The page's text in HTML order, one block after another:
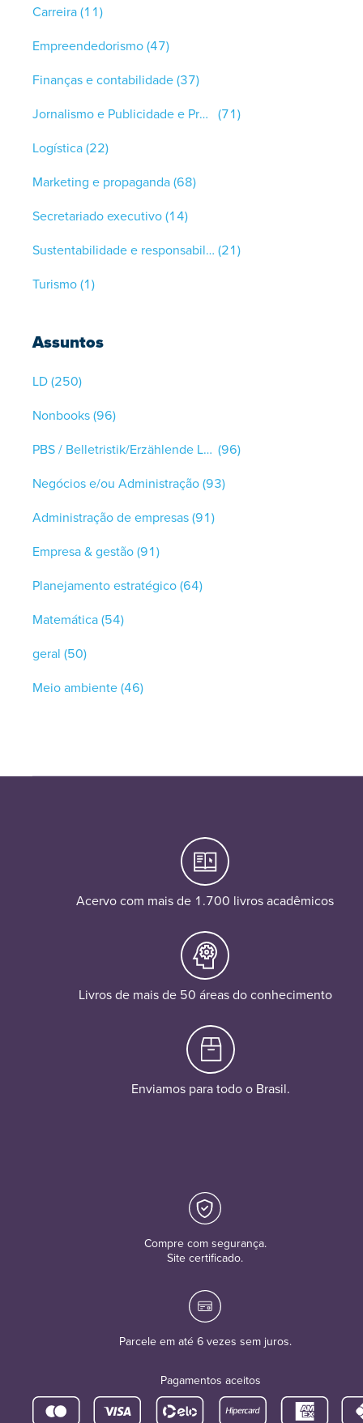
Carreira(11)
Empreendedorismo(47)
Finanças e contabilidade(37)
Jornalismo e Publicidade e Propaganda (71)
Logística(22)
Marketing e propaganda(68)
Secretariado executivo(14)
Sustentabilidade e responsabilidade social (21)
Turismo(1)
Assuntos
LD(250)
Nonbooks(96)
PBS / Belletristik/Erzählende Literatur (96)
Negócios e/ou Administração(93)
Administração de empresas(91)
Empresa & gestão(91)
Planejamento estratégico(64)
Matemática(54)
geral (50)
Meio ambiente(46)
Acervo com mais de 1.700 livros acadêmicos
Livros de mais de 50 áreas do conhecimento
Enviamos para todo o Brasil.
Compre com segurança.
Site certificado.
Parcele em até 6 vezes sem juros.
Pagamentos aceitos